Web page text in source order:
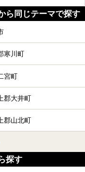
ら同じテーマで探す
寒川町
宮町
郡大井町
郡山北町
探す